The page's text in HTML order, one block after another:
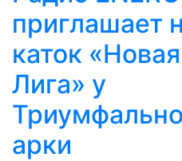
приглашает
каток «Новая
Лига» у
арки